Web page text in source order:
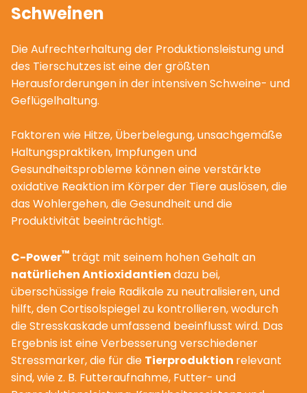
Schweinen
Die Aufrechterhaltung der Produktionsleistung und
des Tierschutzesist eine der größten
Herausforderungen in der intensiven Schweine- und
Geflügelhaltung.
Faktoren wie Hitze, Überbelegung, unsachgemäße
Haltungspraktiken, Impfungen und
Gesundheitsprobleme können eine verstärkte
oxidative Reaktion im Körper der Tiere auslösen, die
das Wohlergehen, die Gesundheit und die
Produktivität beeinträchtigt.
C-Power™ trägt mit seinem hohen Gehalt an
natürlichen Antioxidantiendazu bei,
überschüssige freie Radikale zu neutralisieren, und
hilft, den Cortisolspiegel zu kontrollieren, wodurch
die Stresskaskade umfassend beeinflusst wird. Das
Ergebnis ist eine Verbesserung verschiedener
Stressmarker, die für die Tierproduktion relevant
sind, wie z. B. Futteraufnahme, Futter- und